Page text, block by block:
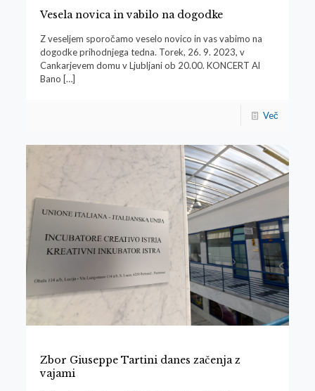
Vesela novica in vabilo na dogodke
Z veseljem sporočamo veselo novico in vas vabimo na
dogodke prihodnjega tedna. Torek, 26. 9. 2023, v
Cankarjevem domu v Ljubljani ob 20.00. KONCERT Al
Bano […]
Več
Zbor Giuseppe Tartini danes začenja z
vajami